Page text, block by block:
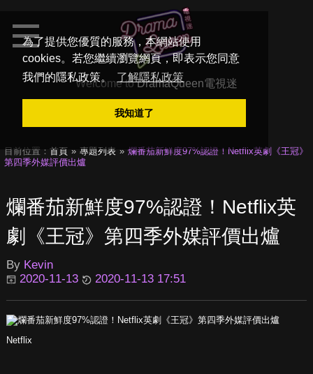
為了提供您優質的服務，本網站使用
cookies。若您繼續瀏覽網頁，即表示您同意
我們的隱私政策。
了解隱私政策
我知道了
Welcome toDramaQueen電視迷
目前位置： 首頁 專題列表
爛番茄新鮮度97%認證！Netflix英劇《王冠》
第四季外媒評價出爐
爛番茄新鮮度97%認證！Netflix英
劇《王冠》第四季外媒評價出爐
By Kevin
2020-11-13
2020-11-13 17:51
Netflix